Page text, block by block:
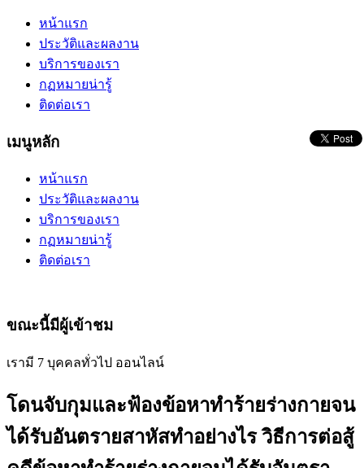
หน้าแรก
ประวัติและผลงาน
บริการของเรา
กฏหมายน่ารู้
ติดต่อเรา
เมนูหลัก
หน้าแรก
ประวัติและผลงาน
บริการของเรา
กฏหมายน่ารู้
ติดต่อเรา
ขณะนี้มีผู้เข้าชม
เรามี 7 บุคคลทั่วไป ออนไลน์
โดนจับกุมและฟ้องข้อหาทำร้ายร่างกายจน
ได้รับอันตรายสาหัสทำอย่างไร วิธีการต่อสู้